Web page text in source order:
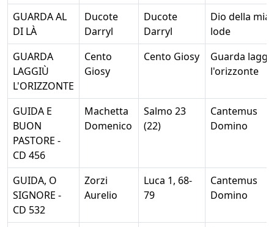
GUARDA AL
DI LÀ
Ducote
Darryl
Ducote
Darryl
Dio della mia
lode
GUARDA
LAGGIÙ
L'ORIZZONTE
Cento
Giosy
Cento Giosy
Guarda
l'orizzonte
GUIDA E
BUON
PASTORE -
CD 456
Machetta
Domenico
Salmo 23
(22)
Cantemus
Domino
GUIDA, O
SIGNORE -
CD 532
Zorzi
Aurelio
Luca 1, 68-
79
Cantemus
Domino